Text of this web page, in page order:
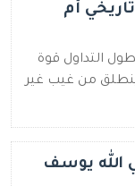
أم
التداول قوة
ينطلق من غيب غير
الله يوسف